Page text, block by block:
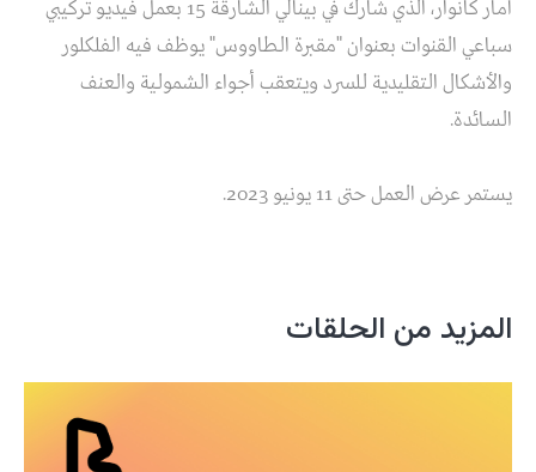
أمار كانوار، الذي شارك في بينالي الشارقة 15 بعمل فيديو تركيبي
سباعي القنوات بعنوان "مقبرة الطاووس" يوظف فيه الفلكلور
والأشكال التقليدية للسرد ويتعقب أجواء الشمولية والعنف
السائدة.
يستمر عرض العمل حتى 11 يونيو 2023.
المزيد من الحلقات